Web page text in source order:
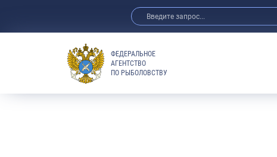
ФЕДЕРАЛЬНОЕ
АГЕНТСТВО
ПО РЫБОЛОВСТВУ